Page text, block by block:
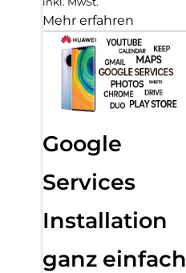
Mehr erfahren
Google
Services
Installation
ganz einfach